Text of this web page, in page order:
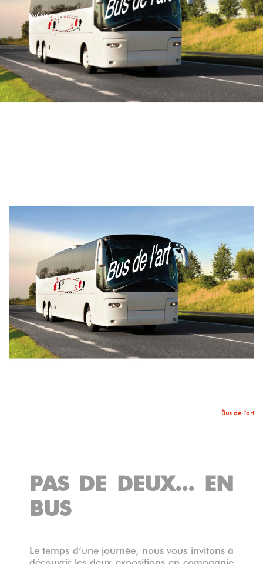
ÉVÉNEMENT
Bus de l'art
PAS DE DEUX... EN
BUS
Le temps d’une journée, nous vous invitons à
découvrir les deux expositions en compagnie